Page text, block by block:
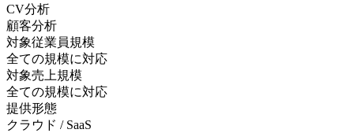
CV分析
顧客分析
対象従業員規模
全ての規模に対応
対象売上規模
全ての規模に対応
提供形態
クラウド / SaaS